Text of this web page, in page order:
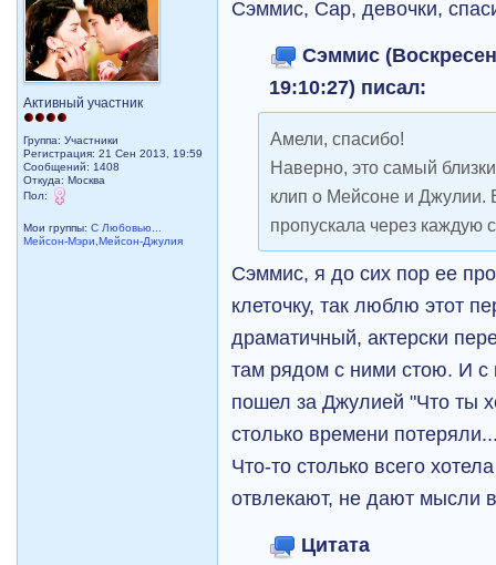
Активный участник
Группа: Участники
Регистрация: 21 Сен 2013, 19:59
Сообщений: 1408
Откуда: Москва
Пол:
Мои группы:С Любовью...
Мейсон-Мэри,Мейсон-Джулия
Сэммис, Cap, девочки,
Сэммис
19:10:27) писал:
Амели, спасибо!
Наверно, это самый
клип о Мейсоне и Джулии.
пропускала через каждую
Сэммис, я до сих пор ее
клеточку, так люблю этот
драматичный, актерски
там рядом с ними стою. И
пошел за Джулией "Что ты
столько времени
Что-то столько всего
отвлекают, не дают мысли
Цитата